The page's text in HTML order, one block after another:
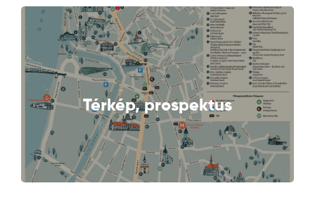
Térkép, prospektus
TOVÁBB